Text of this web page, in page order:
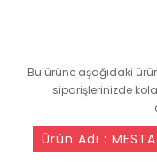
Bu ürüne aşağıdaki
siparişlerinizde
Ürün Adı :